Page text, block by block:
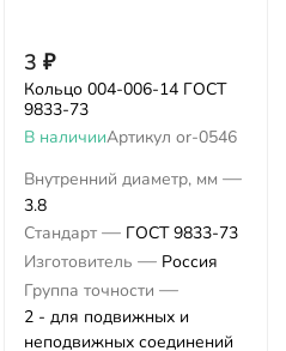
3 ₽
Кольцо 004-006-14 ГОСТ
9833-73
В наличииАртикул or-0546
Внутренний диаметр, мм —
3.8
Стандарт — ГОСТ 9833-73
Изготовитель — Россия
Группа точности —
2 - для подвижных и
неподвижных соединений